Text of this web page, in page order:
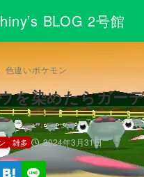
BLOG 2号館
色違いポケモン
を染めたらガー
2024年3月31日
雑多